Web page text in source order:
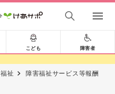
こども 障害者
祉
障害福祉サービス等報酬